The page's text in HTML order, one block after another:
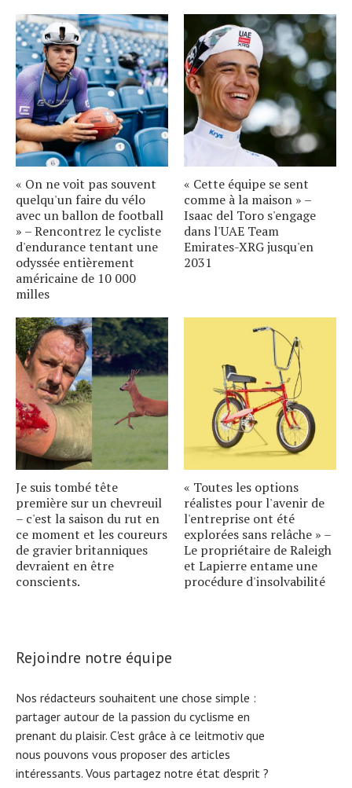
« On ne voit pas souvent
quelqu'un faire du vélo
avec un ballon de football
» – Rencontrez le cycliste
d'endurance tentant une
odyssée entièrement
américaine de 10 000
milles
« Cette équipe se sent
comme à la maison » –
Isaac del Toro s'engage
dans l'UAE Team
Emirates-XRG jusqu'en
2031
Je suis tombé tête
première sur un chevreuil
– c'est la saison du rut en
ce moment et les coureurs
de gravier britanniques
devraient en être
conscients.
« Toutes les options
réalistes pour l'avenir de
l'entreprise ont été
explorées sans relâche » –
Le propriétaire de Raleigh
et Lapierre entame une
procédure d'insolvabilité
Rejoindre notre équipe
Nos rédacteurs souhaitent une chose simple :
partager autour de la passion du cyclisme en
prenant du plaisir. C'est grâce à ce leitmotiv que
nous pouvons vous proposer des articles
intéressants. Vous partagez notre état d'esprit ?